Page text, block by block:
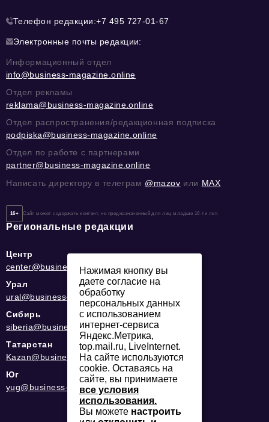
Телефон редакции:+7 495 727-01-67
Электронные почты редакции:
Информационный отдел
info@business-magazine.online
Отдел рекламы
reklama@business-magazine.online
Отдел распространения/редакционная подписка
podpiska@business-magazine.online
Отдел по работе с партнерами
partner@business-magazine.online
Написать директору в телеграм @mazov или MAX
16+ Сайт может содержать контент, не предназначенный для лиц младше 16-ти лет.
Региональные редакции
Центр
center@business-magazine.online
Урал
ural@business-magazine.online
Сибирь
siberia@business-magazine.online
Татарстан
Kazan@business-magazine.online
Юг
yug@business-magazine.online
Нажимая кнопку вы
даете согласие на
обработку
персональных данных
с использованием
интернет-сервиса
Яндекс.Метрика,
top.mail.ru, LiveInternet.
На сайте используются
cookie. Оставаясь на
сайте, вы принимаете
все условия
использования.
Вы можете настроить